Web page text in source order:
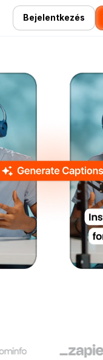
Bejelentkezés